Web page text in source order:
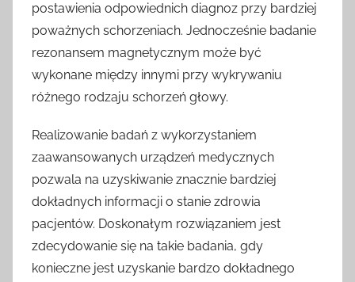
postawienia odpowiednich diagnoz przy bardziej
poważnych schorzeniach. Jednocześnie badanie
rezonansem magnetycznym może być
wykonane między innymi przy wykrywaniu
różnego rodzaju schorzeń głowy.
Realizowanie badań z wykorzystaniem
zaawansowanych urządzeń medycznych
pozwala na uzyskiwanie znacznie bardziej
dokładnych informacji o stanie zdrowia
pacjentów. Doskonałym rozwiązaniem jest
zdecydowanie się na takie badania, gdy
konieczne jest uzyskanie bardzo dokładnego